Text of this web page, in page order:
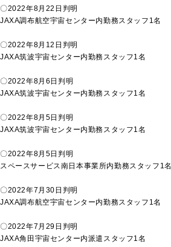
〇2022年8月22日判明
JAXA調布航空宇宙センター内勤務スタッフ1名
〇2022年8月12日判明
JAXA筑波宇宙センター内勤務スタッフ1名
〇2022年8月6日判明
JAXA筑波宇宙センター内勤務スタッフ1名
〇2022年8月5日判明
JAXA筑波宇宙センター内勤務スタッフ1名
〇2022年8月5日判明
スペースサービス南日本事業所内勤務スタッフ1名
〇2022年7月30日判明
JAXA調布航空宇宙センター内勤務スタッフ1名
〇2022年7月29日判明
JAXA角田宇宙センター内派遣スタッフ1名